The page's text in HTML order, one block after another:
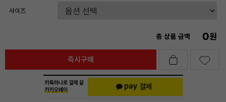
사이즈
총 상품 금액 0원
즉시구매